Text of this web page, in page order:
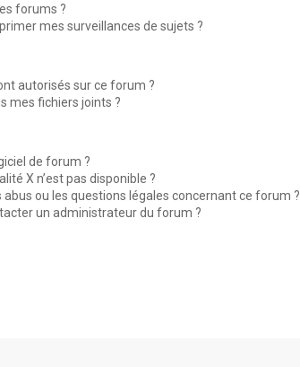
forums ?
mes surveillances de sujets ?
autorisés sur ce forum ?
mes fichiers joints ?
de forum ?
X n’est pas disponible ?
ou les questions légales concernant ce forum ?
un administrateur du forum ?